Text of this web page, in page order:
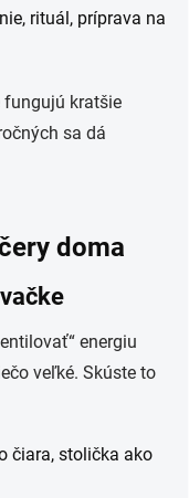
rituál, príprava na
fungujú kratšie
sa dá
doma
energiu
veľké. Skúste to
čiara, stolička ako